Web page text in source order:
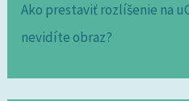
Ako prestaviť rozlíšenie na
nevidíte obraz?